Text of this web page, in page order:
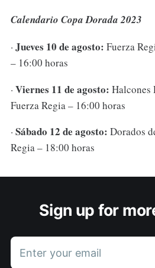
Calendario Copa Dorada 2023
· Jueves 10 de agosto: Fuerza
– 16:00 horas
· Viernes 11 de agosto: Halcones
Fuerza Regia – 16:00 horas
· Sábado 12 de agosto: Dorados
Regia – 18:00 horas
Sign up for
Enter your email